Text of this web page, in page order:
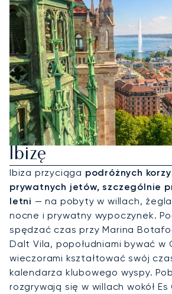
Wynajmij Jet
Ibizę
Ibiza przyciąga podróżnych
prywatnych jetów, szczególnie
letni — na pobyty w willach,
nocne i prywatny wypoczynek.
spędzać czas przy Marina
Dalt Vila, popołudniami bywać w
wieczorami kształtować swój
kalendarza klubowego wyspy.
rozgrywają się w willach wokół